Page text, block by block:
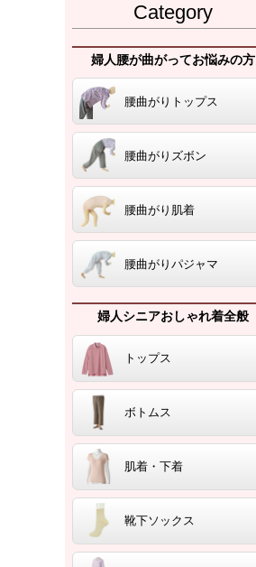
Category
婦人腰が曲がってお悩みの方
腰曲がりトップス
腰曲がりズボン
腰曲がり肌着
腰曲がりパジャマ
婦人シニアおしゃれ着全般
トップス
ボトムス
肌着・下着
靴下ソックス